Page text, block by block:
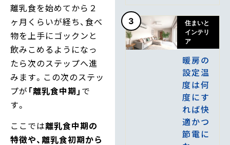
離乳食を始めてから２
ヶ月くらいが経ち、食べ
物を上手にゴックンと
飲みこめるようになっ
たら次のステップへ進
みます。この次のステッ
プが 「離乳食中期」 で
す。
ここでは離乳食中期の
特徴や、離乳食初期から
3
住まいと
インテリ
ア
暖房の
設定温
度は何
度にす
れば快
適かつ
節電に